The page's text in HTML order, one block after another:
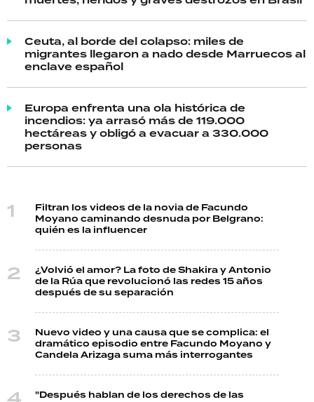
Ceuta, al borde del colapso: miles de
migrantes llegaron a nado desde Marruecos al
enclave español
Europa enfrenta una ola histórica de
incendios: ya arrasó más de 119.000
hectáreas y obligó a evacuar a 330.000
personas
Filtran los videos de la novia de Facundo
Moyano caminando desnuda por Belgrano:
quién es la influencer
¿Volvió el amor? La foto de Shakira y Antonio
de la Rúa que revolucionó las redes 15 años
después de su separación
Nuevo video y una causa que se complica: el
dramático episodio entre Facundo Moyano y
Candela Arizaga suma más interrogantes
"Después hablan de los derechos de las